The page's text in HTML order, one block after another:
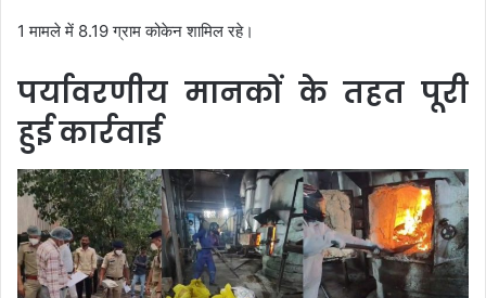
1 मामले में 8.19 ग्राम कोकेन शामिल रहे।
पर्यावरणीय मानकों के तहत पूरी
हुई कार्रवाई